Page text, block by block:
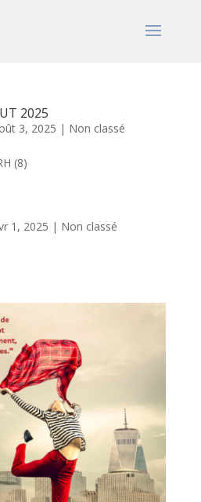
2025
3, 2025 | Non classé
(8)
1, 2025 | Non classé